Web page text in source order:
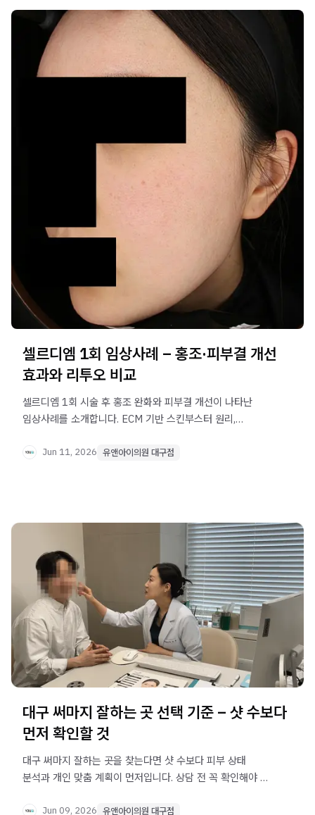
셀르디엠 1회 임상사례 – 홍조·피부결 개선
효과와 리투오 비교
셀르디엠 1회 시술 후 홍조 완화와 피부결 개선이 나타난
임상사례를 소개합니다. ECM 기반 스킨부스터 원리,
Jun 11, 2026 유앤아이의원 대구점
대구 써마지 잘하는 곳 선택 기준 – 샷 수보다
먼저 확인할 것
대구 써마지 잘하는 곳을 찾는다면 샷 수보다 피부 상태
분석과 개인 맞춤 계획이 먼저입니다. 상담 전 꼭 확인해야 할
Jun 09, 2026 유앤아이의원 대구점